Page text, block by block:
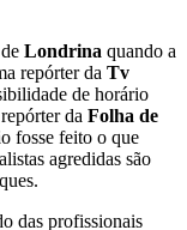
Londrina quando a
repórter da Tv
de horário
da Folha de
fosse feito o que
agredidas são
das profissionais